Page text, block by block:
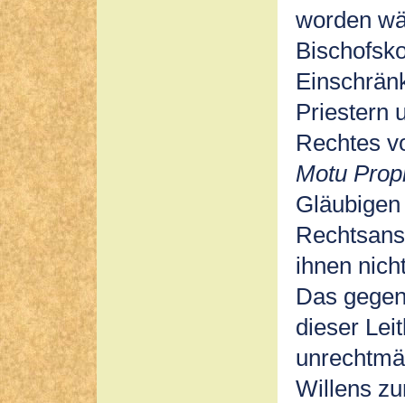
worden
Priestern
Rechtes
Motu
ihnen
Das
dieser
Willens